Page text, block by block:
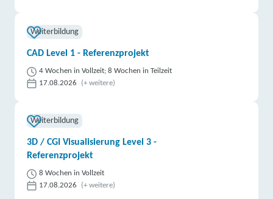
Weiterbildung
CAD Level 1 - Referenzprojekt
4 Wochen in Vollzeit; 8 Wochen in Teilzeit
17.08.2026
(+ weitere)
Weiterbildung
3D / CGI Visualisierung Level 3 -
Referenzprojekt
8 Wochen in Vollzeit
17.08.2026
(+ weitere)